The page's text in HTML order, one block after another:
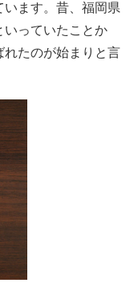
ます。昔、福岡県
いっていたことか
れたのが始まりと言